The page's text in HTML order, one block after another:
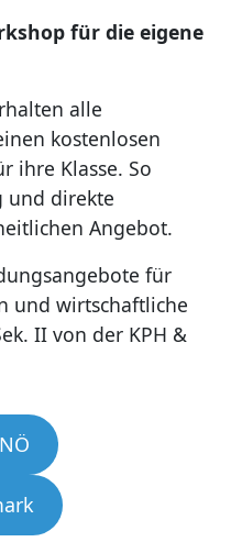
für die eigene
alle
kostenlosen
ihre Klasse. So
und direkte
Angebot.
für
und wirtschaftliche
II von der KPH &